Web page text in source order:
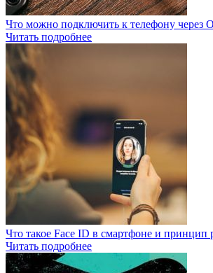
Что можно подключить к телефону через
Читать подробнее
Что такое Face ID в смартфоне и принцип
Читать подробнее